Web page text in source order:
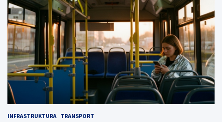
INFRASTRUKTURA TRANSPORT